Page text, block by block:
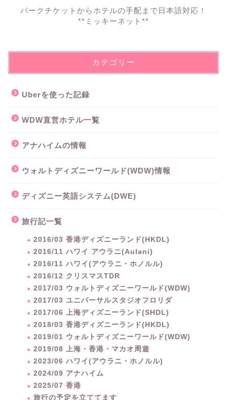
パークチケットからホテルの手配まで日本語対応！
**ミッキーネット**
カテゴリー
Uberを使った記録
WDW直営ホテル一覧
アナハイムの情報
ウォルトディズニーワールド(WDW)情報
ディズニー英語システム(DWE)
旅行記一覧
2016/03 香港ディズニーランド(HKDL)
2016/11 ハワイ アウラニ(Aulani)
2016/11 ハワイ(アウラニ・ホノルル)
2016/12 クリスマスTDR
2017/03 ウォルトディズニーワールド(WDW)
2017/03 ユニバーサルスタジオフロリダ
2017/06 上海ディズニーランド(SHDL)
2018/03 香港ディズニーランド(HKDL)
2019/01 ウォルトディズニーワールド(WDW)
2019/08 上海・香港・マカオ周遊
2023/06 ハワイ(アウラニ・ホノルル)
2024/09 アナハイム
2025/07 香港
旅行の予定を立ててます